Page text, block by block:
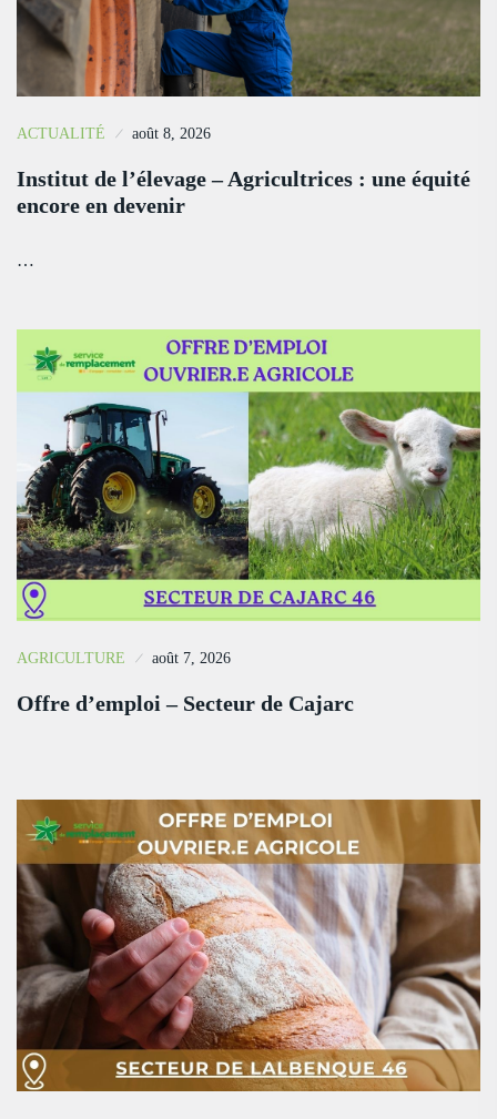
ACTUALITÉ août 8, 2026
Institut de l’élevage – Agricultrices : une équité
encore en devenir
…
AGRICULTURE août 7, 2026
Offre d’emploi – Secteur de Cajarc